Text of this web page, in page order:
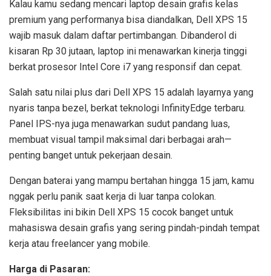
Kalau kamu sedang mencari laptop desain grafis kelas
premium yang performanya bisa diandalkan, Dell XPS 15
wajib masuk dalam daftar pertimbangan. Dibanderol di
kisaran Rp 30 jutaan, laptop ini menawarkan kinerja tinggi
berkat prosesor Intel Core i7 yang responsif dan cepat.
Salah satu nilai plus dari Dell XPS 15 adalah layarnya yang
nyaris tanpa bezel, berkat teknologi InfinityEdge terbaru.
Panel IPS-nya juga menawarkan sudut pandang luas,
membuat visual tampil maksimal dari berbagai arah—
penting banget untuk pekerjaan desain.
Dengan baterai yang mampu bertahan hingga 15 jam, kamu
nggak perlu panik saat kerja di luar tanpa colokan.
Fleksibilitas ini bikin Dell XPS 15 cocok banget untuk
mahasiswa desain grafis yang sering pindah-pindah tempat
kerja atau freelancer yang mobile.
Harga di Pasaran: